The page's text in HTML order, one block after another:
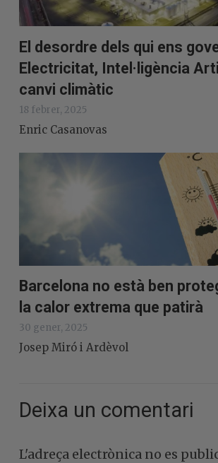
El desordre dels qui ens
Electricitat, Intel·ligència
canvi climàtic
18 febrer, 2025
Enric Casanovas
Barcelona no està ben
la calor extrema que patirà
30 gener, 2025
Josep Miró i Ardèvol
Deixa un comentari
L'adreça electrònica no es